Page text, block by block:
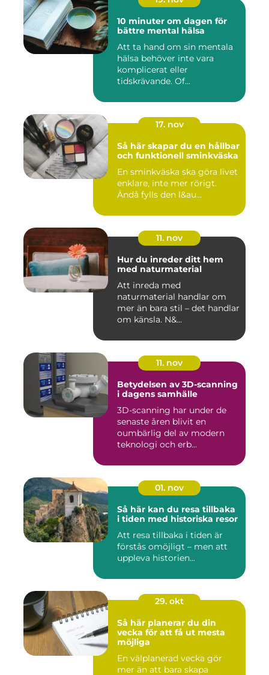
10 minuter om dagen för
bättre mental hälsa
Att ta hand om sin mentala
hälsa behöver inte vara
komplicerat eller
tidskrävande. Of...
17. nov
Så här skapar du en hållbar
och funktionell sminkväska
En sminkväska ska göra livet
enklare, inte mer rörigt.
Ändå fylls den l&au...
11. nov
Hur du inreder ditt hem
med naturmaterial
Att inreda med
naturmaterial handlar om
mer än bara stil – det handlar
om känsla. N&...
11. nov
Betydelsen av 3D-scanning
i dagens samhälle
3D-scanning har under de
senaste åren blivit en
oumbärlig del av modern
teknologi och erb...
01. nov
Så här kan du resa tillbaka
i tiden med historiska resor
Att resa tillbaka i tiden är
förstås omöjligt – men att
uppleva historien...
29. okt
Så här planerar du din
vecka för att få ut mesta
möjliga
En välplanerad vecka gör
mer än att bara skapa